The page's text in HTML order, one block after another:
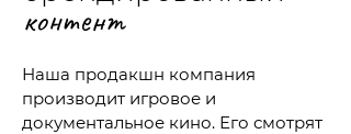
контент
Наша продакшн компания
производит игровое и
документальное кино. Его смотрят